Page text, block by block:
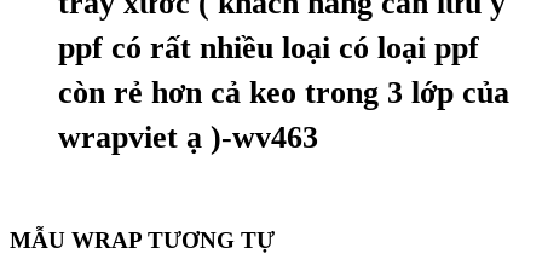
ppf có rất nhiều loại có loại ppf
còn rẻ hơn cả keo trong 3 lớp của
wrapviet ạ )-wv463
MẪU WRAP TƯƠNG TỰ